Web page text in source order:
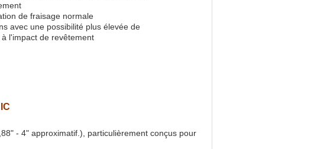
de fraisage normale
avec une possibilité plus élevée de
à l'impact de revêtement
- 4" approximatif.), particulièrement conçus pour